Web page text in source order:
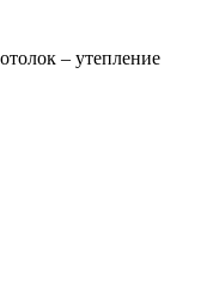
– утепление